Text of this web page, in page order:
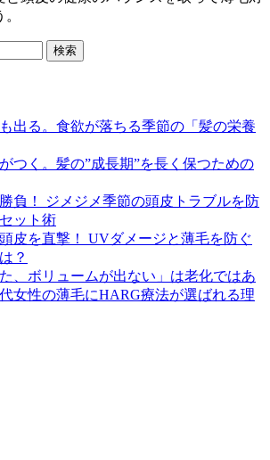
出る。食欲が落ちる季節の「髪の栄養
つく。髪の”成長期”を長く保つための
負！ ジメジメ季節の頭皮トラブルを防
ット術
皮を直撃！ UVダメージと薄毛を防ぐ
？
、ボリュームが出ない」は老化ではあ
女性の薄毛にHARG療法が選ばれる理